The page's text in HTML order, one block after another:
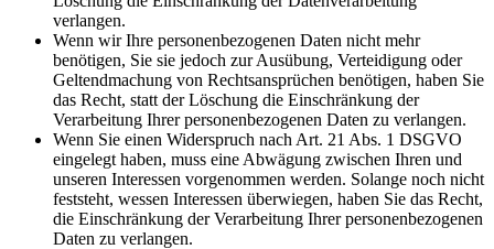
verlangen.
Wenn wir Ihre personenbezogenen Daten nicht mehr
benötigen, Sie sie jedoch zur Ausübung, Verteidigung oder
Geltendmachung von Rechtsansprüchen benötigen, haben Sie
das Recht, statt der Löschung die Einschränkung der
Verarbeitung Ihrer personenbezogenen Daten zu verlangen.
Wenn Sie einen Widerspruch nach Art. 21 Abs. 1 DSGVO
eingelegt haben, muss eine Abwägung zwischen Ihren und
unseren Interessen vorgenommen werden. Solange noch nicht
feststeht, wessen Interessen überwiegen, haben Sie das Recht,
die Einschränkung der Verarbeitung Ihrer personenbezogenen
Daten zu verlangen.